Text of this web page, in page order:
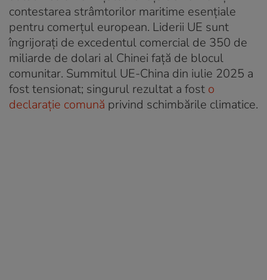
contestarea strâmtorilor maritime esențiale
pentru comerțul european. Liderii UE sunt
îngrijorați de excedentul comercial de 350 de
miliarde de dolari al Chinei față de blocul
comunitar. Summitul UE-China din iulie 2025 a
fost tensionat; singurul rezultat a fost o
declarație comună privind schimbările climatice.